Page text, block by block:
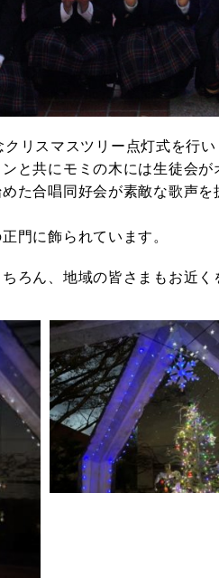
リスマスツリー点灯式を行い
と共にモミの木には生徒会が
た合唱同好会が素敵な歌声
門に飾られています。
ろん、地域の皆さまもお近く